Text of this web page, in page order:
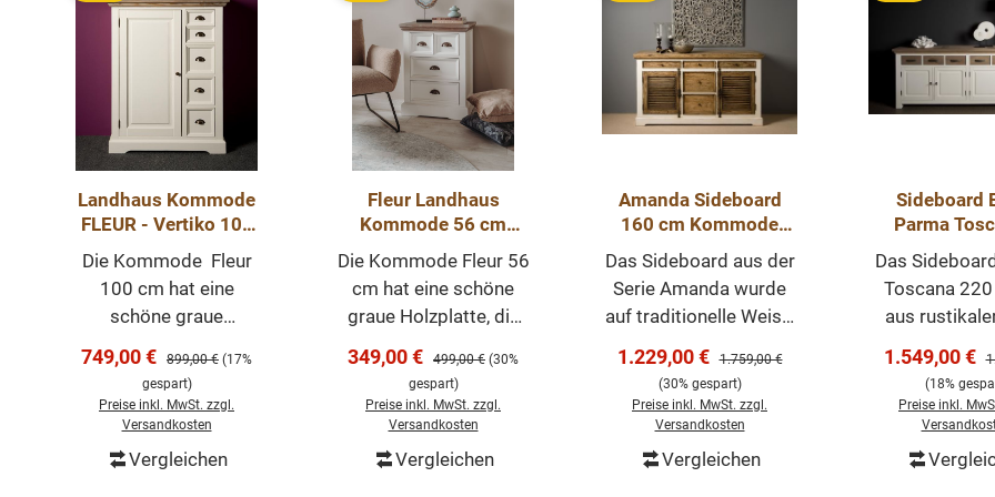
Landhaus Kommode
FLEUR - Vertiko 100
Die Kommode Fleur
100 cm hat eine
schöne graue
Möbelstück einen
romantischen und
ländlichen Look
verleiht! Dieser
Verkaufspreis:
749,00 € Regulärer Preis:
899,00 € (17%
gespart)
Preise inkl. MwSt. zzgl.
Versandkosten
Vergleichen
Fleur Landhaus
Kommode 56 cm
Nachtschrank
Die Kommode Fleur 56
cm hat eine schöne
graue Holzplatte, die
einen romantischen
und ländlichen Look
verleiht! Diese
Kommode hat vier
Verkaufspreis:
349,00 € Regulärer Preis:
499,00 € (30%
gespart)
Preise inkl. MwSt. zzgl.
Versandkosten
Vergleichen
Amanda Sideboard
160 cm Kommode
Anrichte Landhausstil
Das Sideboard aus der
Serie Amanda wurde
auf traditionelle Weise,
recyceltem Kiefernholz
restauriert. Dieses
Möbelstück wird von
Hand in altweiß
Verkaufspreis:
1.229,00 € Regulärer Preis:
1.759,00 €
(30% gespart)
Preise inkl. MwSt. zzgl.
Versandkosten
Vergleichen
Sideboard
Parma
Anrichte
220
Das
Toscana
aus
gefertigt.
leicht
mit einem Öl
1.549,00 €
(18%
Preise inkl.